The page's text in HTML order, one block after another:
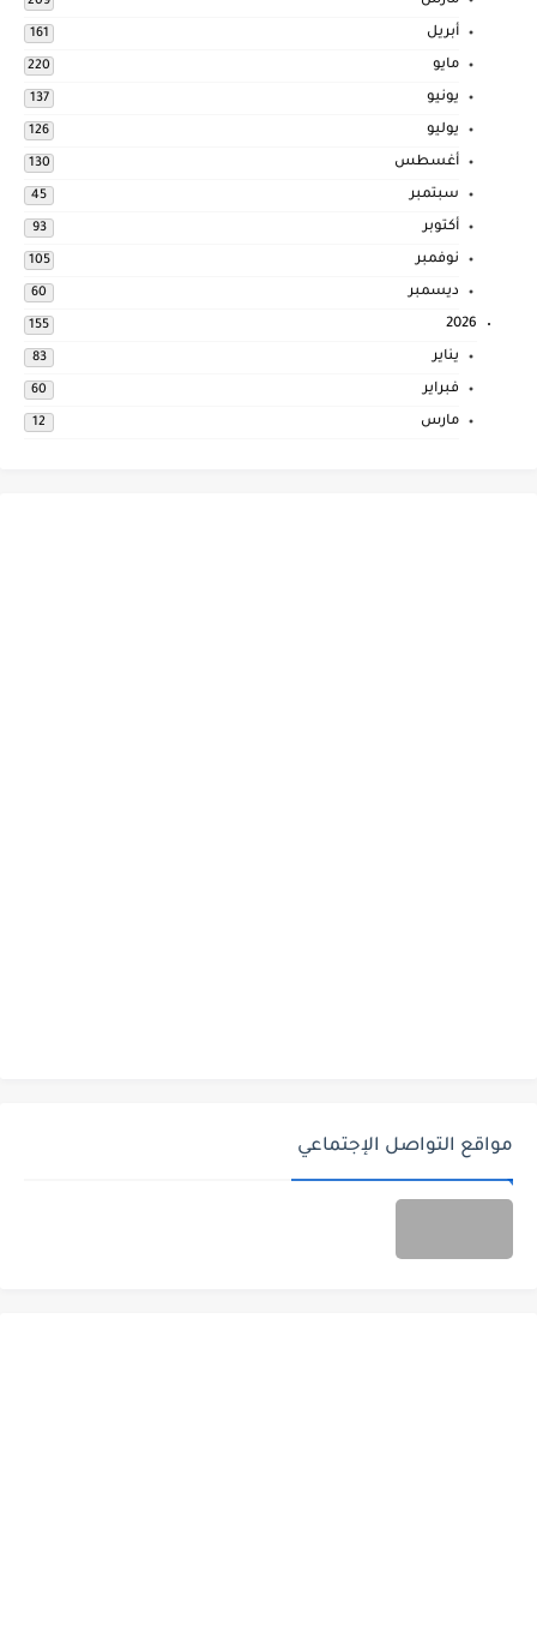
أبريل 161
مايو 220
يونيو 137
يوليو 126
أغسطس 130
سبتمبر 45
أكتوبر 93
نوفمبر 105
ديسمبر 60
2026
155
يناير 83
فبراير 60
مارس 12
مواقع التواصل الإجتماعي